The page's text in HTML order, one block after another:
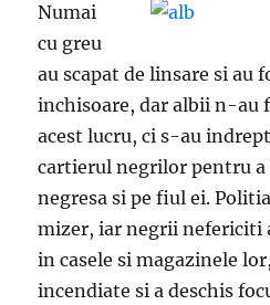
Numai
cu greu
au scapat de linsare si au
inchisoare, dar albii n-au
acest lucru, ci s-au
cartierul negrilor pentru a
negresa si pe fiul ei.
mizer, iar negrii nefericiti
in casele si magazinele
incendiate si a deschis